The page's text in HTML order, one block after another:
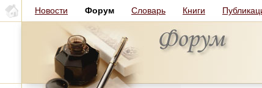
Новости Форум Словарь Книги